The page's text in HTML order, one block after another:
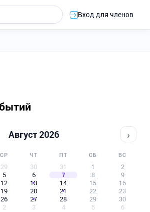
Вход для членов
Август 2026 ›
СР ЧТ ПТ СБ ВС
29 30 31 1
2
5 6 7 8
9
12 13 14 15
16
19 20 21 22
23
26 27 28 29
30
2 3 4 5 6